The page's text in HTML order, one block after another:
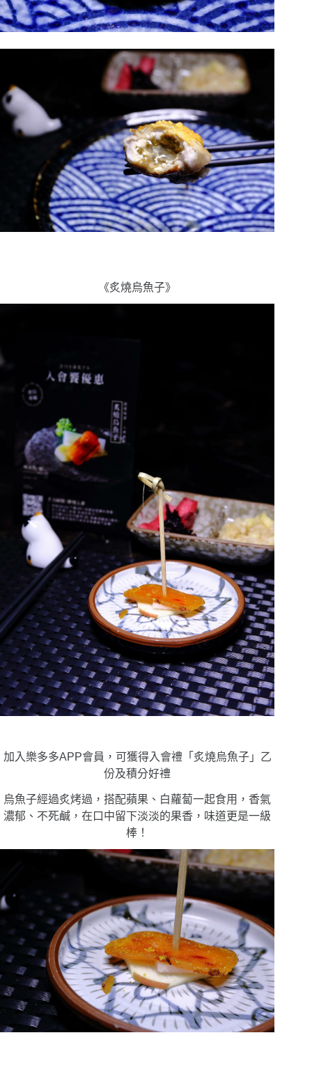
《炙燒烏魚子》
加入樂多多APP會員，可獲得入會禮「炙燒烏魚子」乙
份及積分好禮
烏魚子經過炙烤過，搭配蘋果、白蘿蔔一起食用，香氣
濃郁、不死鹹，在口中留下淡淡的果香，味道更是一級
棒！